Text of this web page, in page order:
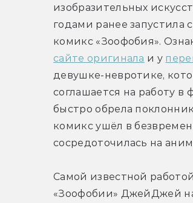
изобразительных
годами ранее запустила
комикс «Зоофобия».
сайте оригинала и у
девушке-невротике,
соглашается на работу в
быстро обрела
комикс ушёл в
сосредоточилась на
Самой известной
«Зоофобии» ДжейДжей